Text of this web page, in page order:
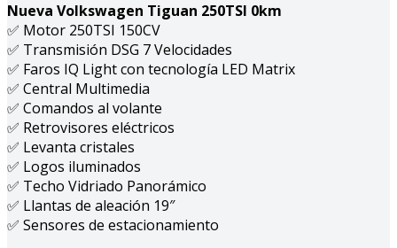
Nueva Volkswagen Tiguan 250TSI 0km
✅ Motor 250TSI 150CV
✅ Transmisión DSG 7 Velocidades
✅ Faros IQ Light con tecnología LED Matrix
✅ Central Multimedia
✅ Comandos al volante
✅ Retrovisores eléctricos
✅ Levanta cristales
✅ Logos iluminados
✅ Techo Vidriado Panorámico
✅ Llantas de aleación 19″
✅ Sensores de estacionamiento